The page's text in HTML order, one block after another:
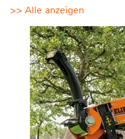
>> Alle anzeigen